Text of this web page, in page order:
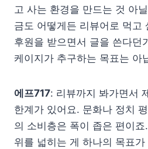
고 사는 환경을 만드는 것 아
금도 어떻게든 리뷰어로 먹고
후원을 받으면서 글을 쓴다던
케이지가 추구하는 목표는 아
에프717: 리뷰까지 봐가면서
한계가 있어요. 문화나 정치
의 소비층은 폭이 좁은 편이
위를 넓히는 게 하나의 목표